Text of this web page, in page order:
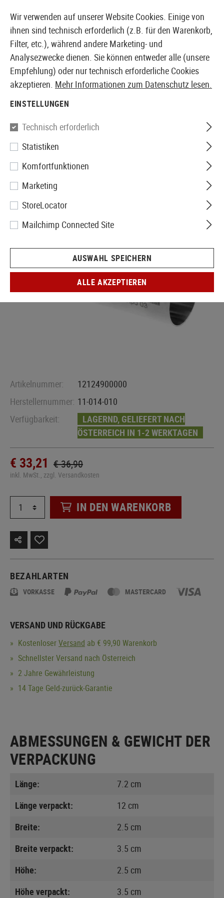
EUROPÄISCHER AIRSOFT SHOP & GROßHÄNDLER
KPP
Type 3 Steel Cylinder for AEG
V2/V3
Artikelnummer:
12124900000
Herstellernummer: 11-014-010
Verfügbarkeit:
LAGERND, GELIEFERT NACH
ÖSTERREICH IN 1-2 WERKTAGEN
€ 33,21 € 36,90
inkl. MwSt., zzgl. Versandkosten
IN DEN WARENKORB
BEZAHLARTEN
VORKASSE MASTERCARD
VERSAND UND RÜCKGABE
KostenloserVersand ab € 99,90 Warenkorb
Schnellster Versand nach Österreich
2 Jahre Gewährleistung
14 Tage Geld-zurück-Garantie
ABMESSUNGEN & GEWICHT DER
VERPACKUNG
Länge:
7.2 cm
Länge verpackt:
12 cm
Breite:
2.5 cm
Breite verpackt:
3.5 cm
Höhe:
2.5 cm
Höhe verpackt:
3.5 cm
Wir verwenden auf unserer Website Cookies. Einige von
ihnen sind technisch erforderlich (z.B. für den Warenkorb,
Filter, etc.), während andere Marketing- und
Analysezwecke dienen. Sie können entweder alle (unsere
Empfehlung) oder nur technisch erforderliche Cookies
akzeptieren. Mehr Informationen zum Datenschutz lesen.
EINSTELLUNGEN
Technisch erforderlich
Statistiken
Komfortfunktionen
Marketing
StoreLocator
Mailchimp Connected Site
AUSWAHL SPEICHERN
ALLE AKZEPTIEREN